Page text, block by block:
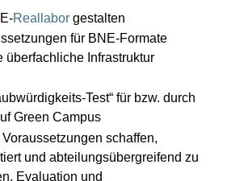
Reallaborgestalten
für BNE-Formate
überfachliche Infrastruktur
Test“ für bzw. durch
Green Campus
schaffen,
und abteilungsübergreifend zu
Evaluation und